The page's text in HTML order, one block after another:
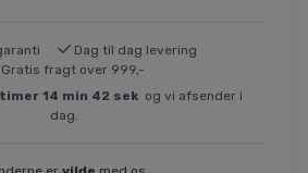
Dag til dag levering
Gratis fragt over 999,-
timer14 min 41 sekog vi afsender i
dag.